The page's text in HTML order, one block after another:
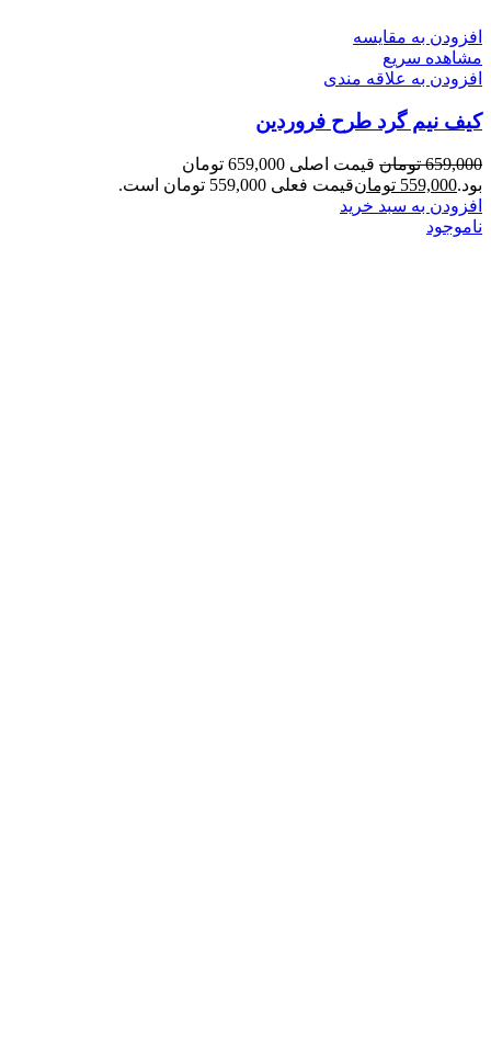
افزودن به مقایسه
مشاهده سریع
افزودن به علاقه مندی
کیف نیم گرد طرح فروردین
659,000 تومان
قیمت اصلی 659,000 تومان
بود.559,000 تومانقیمت فعلی 559,000 تومان است.
افزودن به سبد خرید
ناموجود